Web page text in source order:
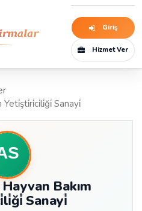
Giriş
Hizmet Ver
Yeti̇şti̇ri̇ci̇li̇ği̇ Sanayi̇
Bakım
Sanayi̇